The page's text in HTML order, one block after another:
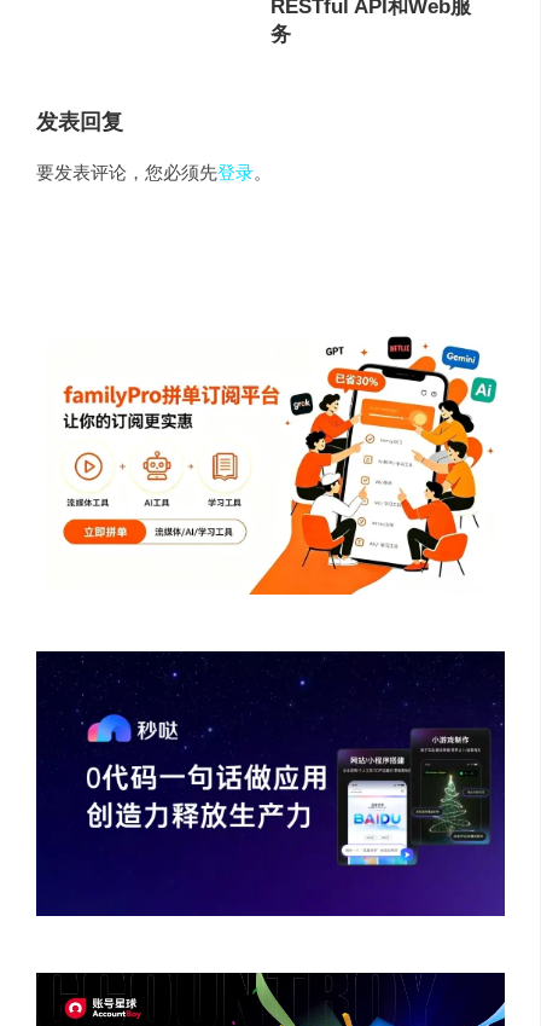
RESTful API和Web服
务
发表回复
要发表评论，您必须先登录。